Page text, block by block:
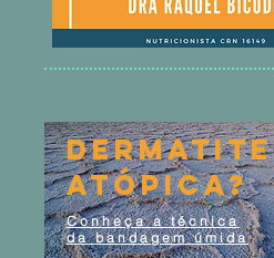
dermatite
Atópica?
Conheça a técnica
da bandagem úmida